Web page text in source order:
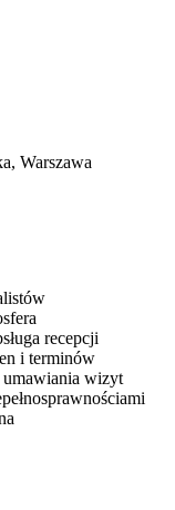
Warszawa
recepcji
i terminów
umawiania wizyt